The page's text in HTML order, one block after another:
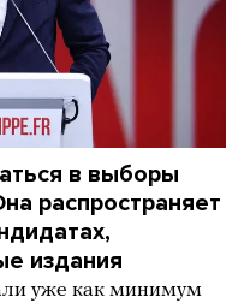
в выборы
распространяет
издания
уже как минимум